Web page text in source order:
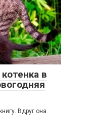
2
в
Вдруг она